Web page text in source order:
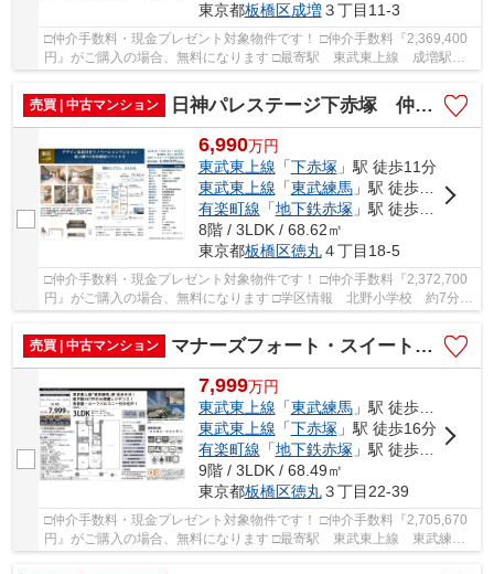
東京都板橋区成増３丁目11-3
□仲介手数料・現金プレゼント対象物件です！ □仲介手数料『2,369,400
円』がご購入の場合、無料になります □最寄駅 東武東上線 成増駅
売買 | 中古マンション
日神パレステージ下赤塚 仲介手数料無料＋40万円現金プレゼント中
6,990万円
東武東上線 「下赤塚 」駅 徒歩11分
東武東上線 「東武練馬」駅 徒歩14分
有楽町線 「地下鉄赤塚 」駅 徒歩14分
8階 / 3LDK / 68.62㎡
東京都板橋区徳丸４丁目18-5
□仲介手数料・現金プレゼント対象物件です！ □仲介手数料『2,372,700
円』がご購入の場合、無料になります □学区情報 北野小学校 約7分
売買 | 中古マンション
マナーズフォート・スイートテラス 仲介手数料無料＋40万円現金プレゼント中
7,999万円
東武東上線 「東武練馬」駅 徒歩8分
東武東上線 「下赤塚 」駅 徒歩16分
有楽町線 「地下鉄赤塚 」駅 徒歩17分
9階 / 3LDK / 68.49㎡
東京都板橋区徳丸３丁目22-39
□仲介手数料・現金プレゼント対象物件です！ □仲介手数料『2,705,670
円』がご購入の場合、無料になります □最寄駅 東武東上線 東武練馬
駅 徒歩約8分 □リノベーション物件 □東武東上...